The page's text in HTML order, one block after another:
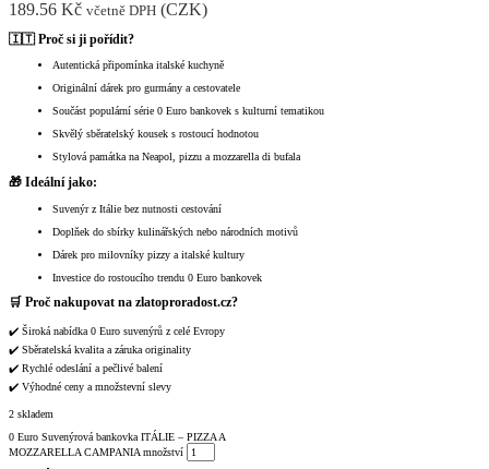
189.56 Kč včetně DPH (CZK)
🇮🇹 Proč si ji pořídit?
Autentická připomínka italské kuchyně
Originální dárek pro gurmány a cestovatele
Součást populární série 0 Euro bankovek s kulturní tematikou
Skvělý sběratelský kousek s rostoucí hodnotou
Stylová památka na Neapol, pizzu a mozzarella di bufala
🎁 Ideální jako:
Suvenýr z Itálie bez nutnosti cestování
Doplňek do sbírky kulinářských nebo národních motivů
Dárek pro milovníky pizzy a italské kultury
Investice do rostoucího trendu 0 Euro bankovek
🛒 Proč nakupovat na zlatoproradost.cz?
✔️ Široká nabídka 0 Euro suvenýrů z celé Evropy
✔️ Sběratelská kvalita a záruka originality
✔️ Rychlé odeslání a pečlivé balení
✔️ Výhodné ceny a množstevní slevy
2 skladem
0 Euro Suvenýrová bankovka ITÁLIE – PIZZA A
MOZZARELLA CAMPANIA množství